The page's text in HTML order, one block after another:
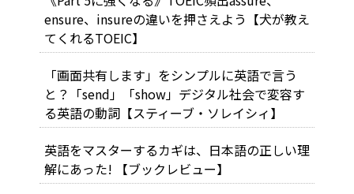
ensure、insureの違いを押さえよう【犬が教え
てくれるTOEIC】
「画面共有します」をシンプルに英語で言う
と？「send」「show」デジタル社会で変容す
る英語の動詞【スティーブ・ソレイシィ】
英語をマスターするカギは、日本語の正しい理
解にあった! 【ブックレビュー】